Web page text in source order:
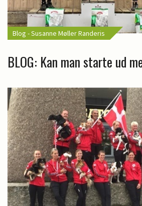
Blog - Susanne Møller Randeris
BLOG: Kan man starte ud